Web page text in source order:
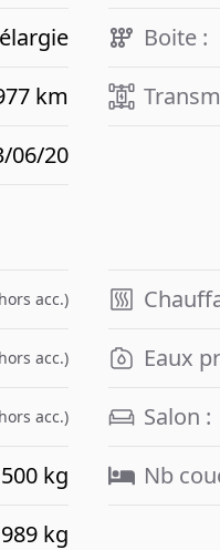
km
06/20
Boite :
acc.)
acc.)
acc.)
kg
kg
Eaux
Salon :
Nb